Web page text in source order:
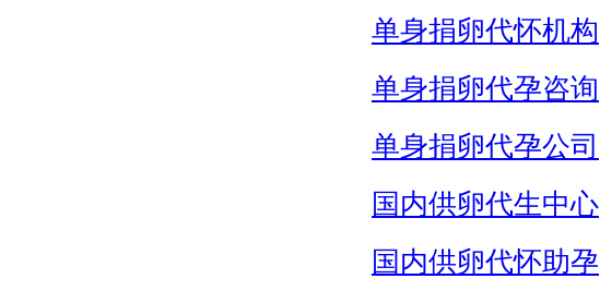
单身捐卵代怀机构
单身捐卵代孕咨询
单身捐卵代孕公司
国内供卵代生中心
国内供卵代怀助孕